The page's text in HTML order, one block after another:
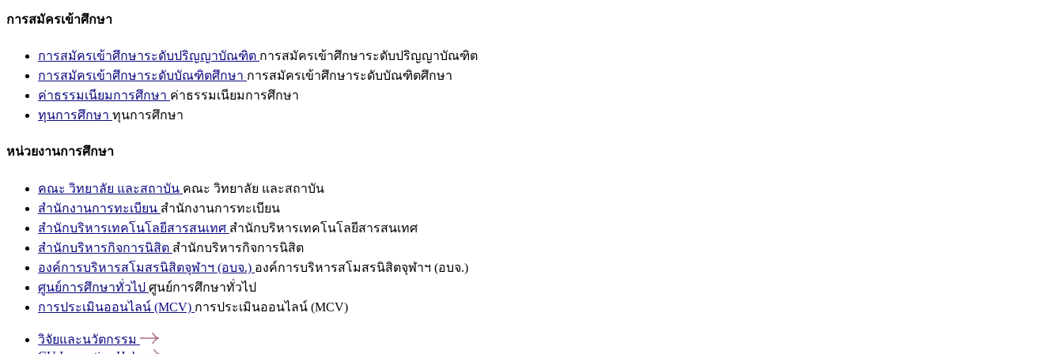
การสมัครเข้าศึกษา
การสมัครเข้าศึกษาระดับปริญญาบัณฑิต การสมัครเข้าศึกษาระดับปริญญาบัณฑิต
การสมัครเข้าศึกษาระดับบัณฑิตศึกษา การสมัครเข้าศึกษาระดับบัณฑิตศึกษา
ค่าธรรมเนียมการศึกษา ค่าธรรมเนียมการศึกษา
ทุนการศึกษา ทุนการศึกษา
หน่วยงานการศึกษา
คณะ วิทยาลัย และสถาบัน คณะ วิทยาลัย และสถาบัน
สำนักงานการทะเบียน สำนักงานการทะเบียน
สำนักบริหารเทคโนโลยีสารสนเทศ สำนักบริหารเทคโนโลยีสารสนเทศ
สำนักบริหารกิจการนิสิต สำนักบริหารกิจการนิสิต
องค์การบริหารสโมสรนิสิตจุฬาฯ (อบจ.) องค์การบริหารสโมสรนิสิตจุฬาฯ (อบจ.)
ศูนย์การศึกษาทั่วไป ศูนย์การศึกษาทั่วไป
การประเมินออนไลน์ (MCV) การประเมินออนไลน์ (MCV)
วิจัยและนวัตกรรม